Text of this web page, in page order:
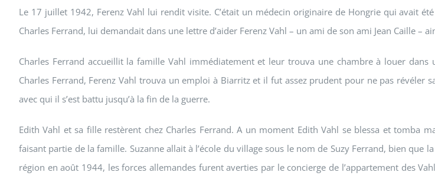
Le 17 juillet 1942, Ferenz Vahl lui rendit visite. C’était un médecin originaire de Hongrie qui avait
Charles Ferrand, lui demandait dans une lettre d’aider Ferenz Vahl – un ami de son ami Jean Caille –
Charles Ferrand accueillit la famille Vahl immédiatement et leur trouva une chambre à louer
Charles Ferrand, Ferenz Vahl trouva un emploi à Biarritz et il fut assez prudent pour ne pas révéler
avec qui il s’est battu jusqu’à la fin de la guerre.
Edith Vahl et sa fille restèrent chez Charles Ferrand. A un moment Edith Vahl se blessa et tomba
faisant partie de la famille. Suzanne allait à l’école du village sous le nom de Suzy Ferrand, bien
région en août 1944, les forces allemandes furent averties par le concierge de l’appartement des